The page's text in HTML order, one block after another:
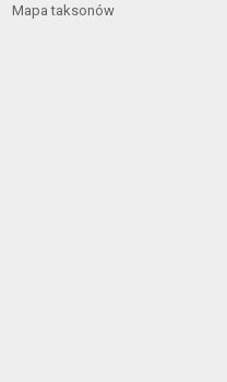
Mapa taksonów